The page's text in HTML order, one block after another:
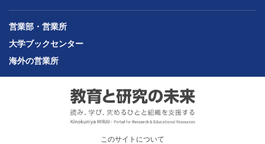
営業部・営業所
大学ブックセンター
海外の営業所
このサイトについて